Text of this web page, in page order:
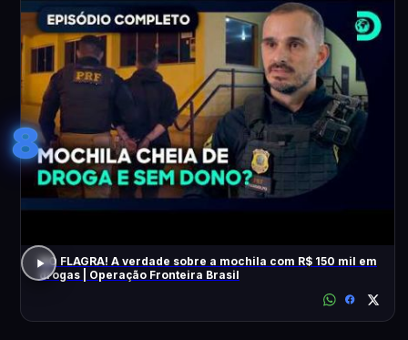
8
NO FLAGRA! A verdade sobre a mochila com R$ 150 mil em
drogas | Operação Fronteira Brasil